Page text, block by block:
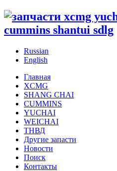
Russian
English
Главная
XCMG
SHANG CHAI
CUMMINS
YUCHAI
WEICHAI
ТНВД
Другие запасти
Новости
Поиск
Контакты